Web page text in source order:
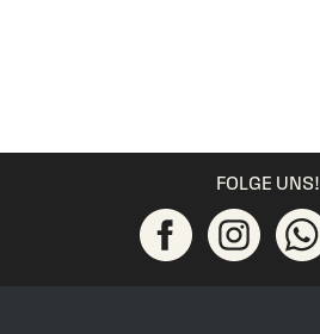
FOLGE UNS!